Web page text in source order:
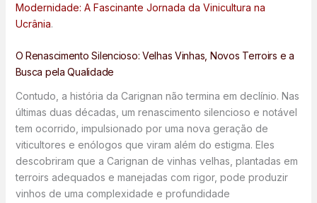
Modernidade: A Fascinante Jornada da Vinicultura na
Ucrânia.
O Renascimento Silencioso: Velhas Vinhas, Novos Terroirs e a
Busca pela Qualidade
Contudo, a história da Carignan não termina em declínio. Nas
últimas duas décadas, um renascimento silencioso e notável
tem ocorrido, impulsionado por uma nova geração de
viticultores e enólogos que viram além do estigma. Eles
descobriram que a Carignan de vinhas velhas, plantadas em
terroirs adequados e manejadas com rigor, pode produzir
vinhos de uma complexidade e profundidade